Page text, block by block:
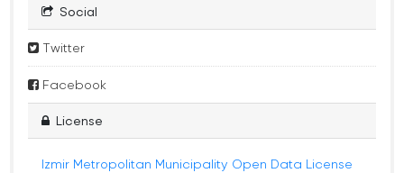
Social
Twitter
Facebook
License
Izmir Metropolitan Municipality Open Data License